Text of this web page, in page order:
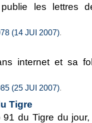
publie les lettres
(14 JUI 2007).
internet et sa
(25 JUI 2007).
Tigre
du Tigre du jour,